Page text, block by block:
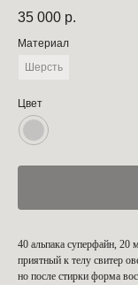
35 000 р.
Материал
Шерсть
Цвет
40 альпака суперфайн, 20
приятный к телу свитер
но после стирки форма